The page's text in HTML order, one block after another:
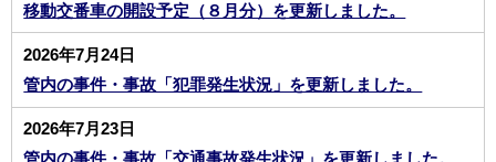
移動交番車の開設予定（８月分）を更新しました。
2026年7月24日
管内の事件・事故「犯罪発生状況」を更新しました。
2026年7月23日